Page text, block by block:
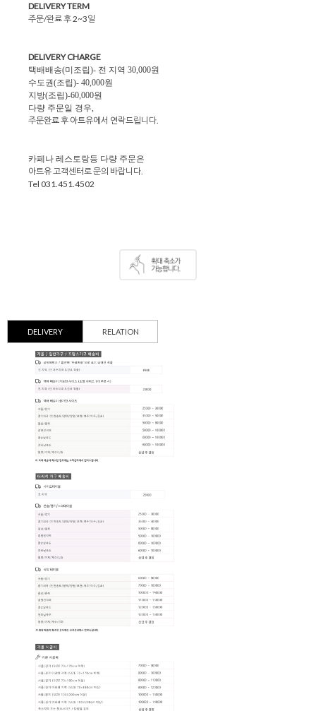
DELIVERY TERM
주문/완료 후 2~3일
DELIVERY CHARGE
택배배송(미조립)- 전 지역 30,000원
수도권(조립)- 40,000원
지방(조립)-60,000원
다량 주문일 경우,
주문완료 후 아트유에서 연락드립니다.
카페나 레스토랑등 다량 주문은
아트유 고객센터로 문의 바랍니다.
Tel 031.451.4502
DELIVERY RELATION